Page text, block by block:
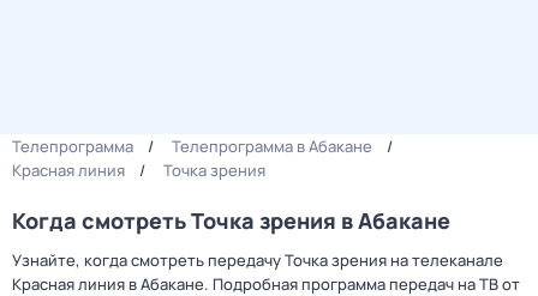
Телепрограмма
Телепрограмма в Абакане
Красная линия
Точка зрения
Когда смотреть Точка зрения в Абакане
Узнайте, когда смотреть передачу Точка зрения на телеканале
Красная линия в Абакане. Подробная программа передач на ТВ от